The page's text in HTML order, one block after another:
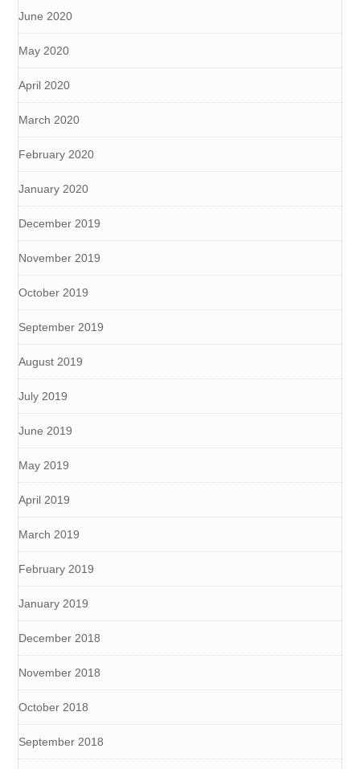
June 2020
May 2020
April 2020
March 2020
February 2020
January 2020
December 2019
November 2019
October 2019
September 2019
August 2019
July 2019
June 2019
May 2019
April 2019
March 2019
February 2019
January 2019
December 2018
November 2018
October 2018
September 2018